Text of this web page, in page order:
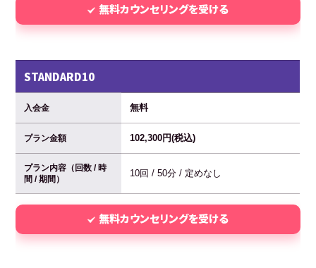
無料カウンセリングを受ける
STANDARD10
入会金 無料
プラン金額 102,300円(税込)
プラン内容（回数 / 時
間 / 期間）
10回 / 50分 / 定めなし
無料カウンセリングを受ける